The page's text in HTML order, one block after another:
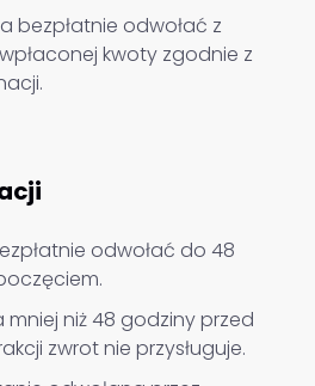
bezpłatnie odwołać z
kwoty zgodnie z
odwołać do 48
mniej niż 48 godziny przed
zwrot nie przysługuje.